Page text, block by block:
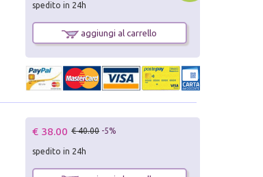
spedito in 24h
aggiungi al carrello
€ 38.00 € 40.00 -5%
spedito in 24h